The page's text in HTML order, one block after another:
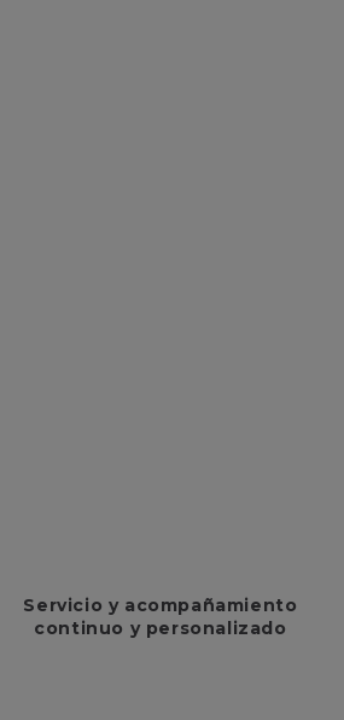
Servicio y acompañamiento
continuo y personalizado